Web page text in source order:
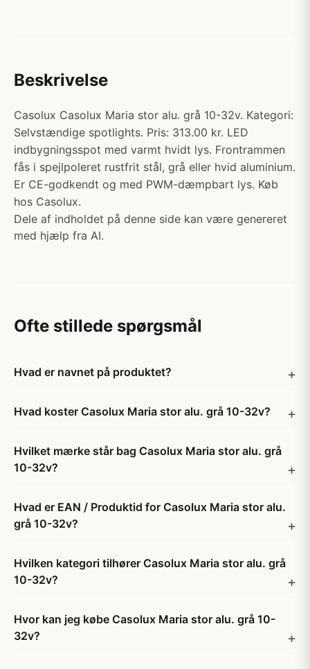
Beskrivelse
Casolux Casolux Maria stor alu. grå 10-32v. Kategori:
Selvstændige spotlights. Pris: 313.00 kr. LED
indbygningsspot med varmt hvidt lys. Frontrammen
fås i spejlpoleret rustfrit stål, grå eller hvid aluminium.
Er CE-godkendt og med PWM-dæmpbart lys. Køb
hos Casolux.
Dele af indholdet på denne side kan være genereret
med hjælp fra AI.
Ofte stillede spørgsmål
Hvad er navnet på produktet?
Hvad koster Casolux Maria stor alu. grå 10-32v?
Hvilket mærke står bag Casolux Maria stor alu. grå
10-32v?
Hvad er EAN / Produktid for Casolux Maria stor alu.
grå 10-32v?
Hvilken kategori tilhører Casolux Maria stor alu. grå
10-32v?
Hvor kan jeg købe Casolux Maria stor alu. grå 10-
32v?